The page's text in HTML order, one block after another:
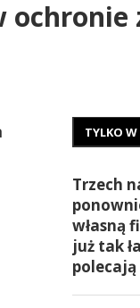
TYLKO W
Trzech
własną
już tak
polecają